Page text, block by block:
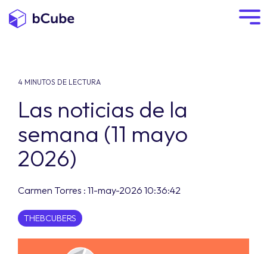
4 MINUTOS DE LECTURA
Las noticias de la
semana (11 mayo
2026)
Carmen Torres : 11-may-2026 10:36:42
THEBCUBERS